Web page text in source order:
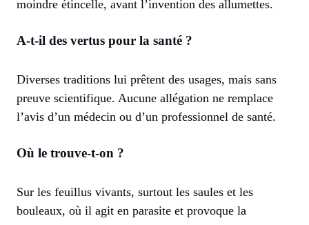
moindre étincelle, avant l’invention des allumettes.
A-t-il des vertus pour la santé ?
Diverses traditions lui prêtent des usages, mais sans
preuve scientifique. Aucune allégation ne remplace
l’avis d’un médecin ou d’un professionnel de santé.
Où le trouve-t-on ?
Sur les feuillus vivants, surtout les saules et les
bouleaux, où il agit en parasite et provoque la